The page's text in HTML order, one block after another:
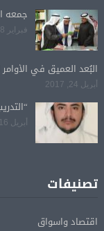
جمعه
فبراير 28, 2017
البُعد العميق في الأوامر
أبريل 24, 2017
أبريل 16, 2017
تصنيفات
اقتصاد واسواق